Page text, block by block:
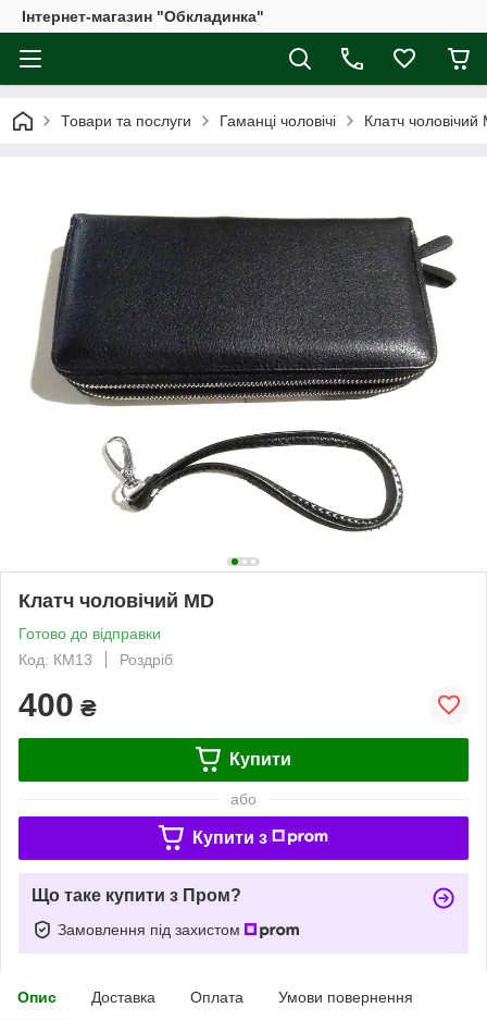
Інтернет-магазин "Обкладинка"
Товари та послуги Гаманці чоловічі Клатч чоловічий
Клатч чоловічий MD
Готово до відправки
Код: КМ13
Роздріб
400 ₴
Купити
або
Купити з
Що таке купити з Пром?
Замовлення під захистом
Опис Доставка Оплата Умови повернення